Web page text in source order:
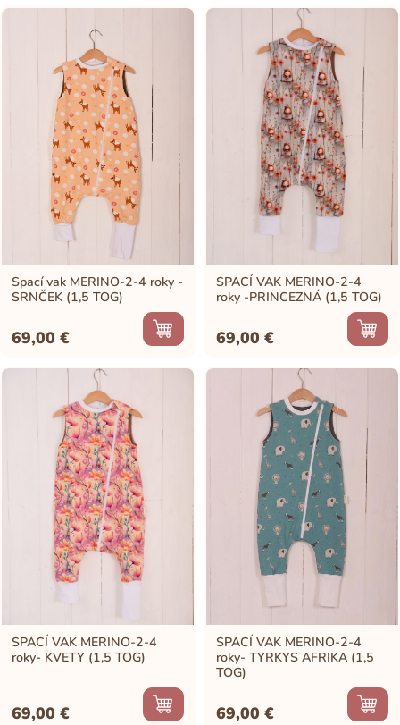
Spací vak MERINO-2-4 roky -
SRNČEK (1,5 TOG)
69,00€
SPACÍ VAK MERINO-2-4
roky -PRINCEZNÁ (1,5 TOG)
69,00€
SPACÍ VAK MERINO-2-4
roky- KVETY (1,5 TOG)
69,00€
SPACÍ VAK MERINO-2-4
roky- TYRKYS AFRIKA (1,5
TOG)
69,00€